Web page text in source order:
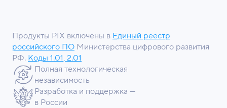
Продукты PIX включены в Единый реестр
российского ПО Министерства цифрового развития
РФ. Коды 1.01, 2.01
Полная технологическая
независимость
Разработка и поддержка —
в России